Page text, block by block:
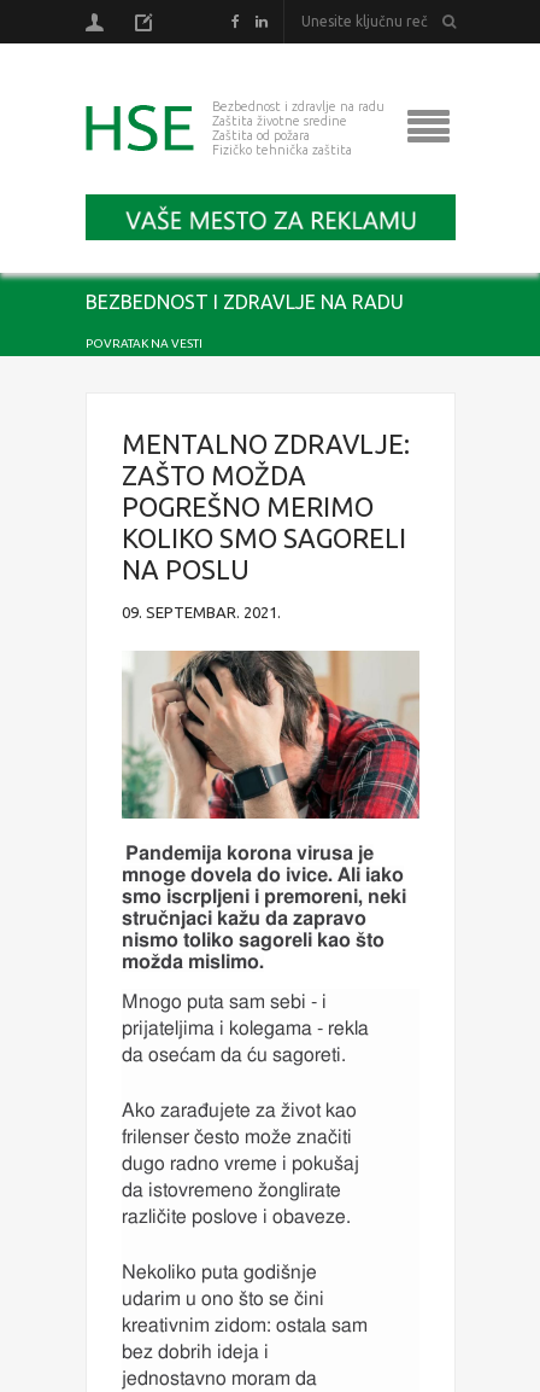
Bezbednost i zdravlje na radu
Zaštita životne sredine
Zaštita od požara
Fizičko tehnička zaštita
BEZBEDNOST I ZDRAVLJE NA RADU
POVRATAK NA VESTI
MENTALNO ZDRAVLJE:
ZAŠTO MOŽDA
POGREŠNO MERIMO
KOLIKO SMO SAGORELI
NA POSLU
09. SEPTEMBAR. 2021.
Pandemija korona virusa je
mnoge dovela do ivice. Ali iako
smo iscrpljeni i premoreni, neki
stručnjaci kažu da zapravo
nismo toliko sagoreli kao što
možda mislimo.
Mnogo puta sam sebi - i
prijateljima i kolegama - rekla
da osećam da ću sagoreti.
Ako zarađujete za život kao
frilenser često može značiti
dugo radno vreme i pokušaj
da istovremeno žonglirate
različite poslove i obaveze.
Nekoliko puta godišnje
udarim u ono što se čini
kreativnim zidom: ostala sam
bez dobrih ideja i
jednostavno moram da